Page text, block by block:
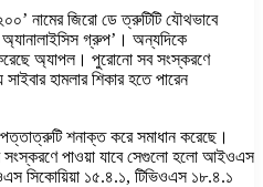
নামের জিরো ডে ত্রুটিটি যৌথভাবে
গ্রুপ’। অন্যদিকে
অ্যাপল। পুরোনো সব সংস্করণে
হামলার শিকার হতে পারেন
শনাক্ত করে সমাধান করেছে।
সংস্করণে পাওয়া যাবে সেগুলো হলো আইওএস
সিকোয়িয়া ১৫.৪.১, টিভিওএস ১৮.৪.১